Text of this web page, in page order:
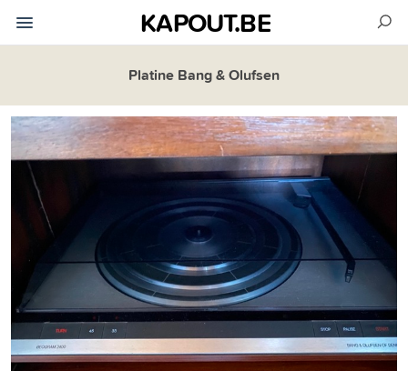
KAPOUT.BE
Platine Bang & Olufsen